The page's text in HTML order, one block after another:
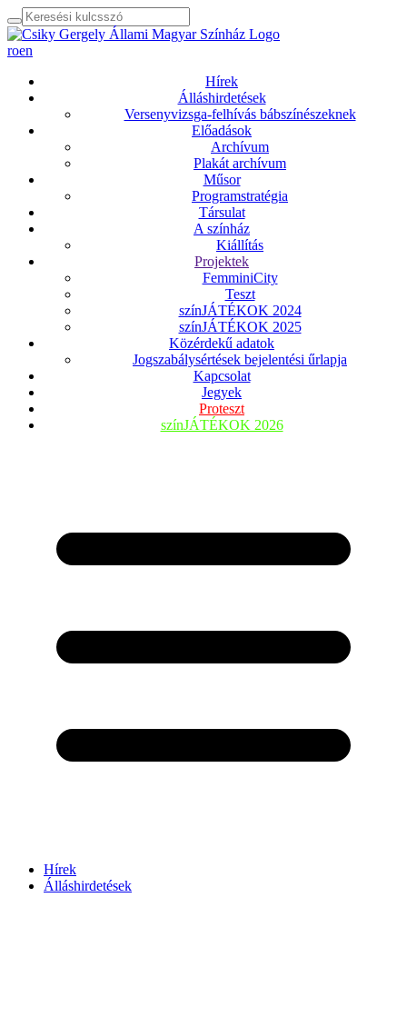
roen
Hírek
Álláshirdetések
Versenyvizsga-felhívás bábszínészeknek
Előadások
Archívum
Plakát archívum
Műsor
Programstratégia
Társulat
A színház
Kiállítás
Projektek
FemminiCity
Teszt
színJÁTÉKOK 2024
színJÁTÉKOK 2025
Közérdekű adatok
Jogszabálysértések bejelentési űrlapja
Kapcsolat
Jegyek
Proteszt
színJÁTÉKOK 2026
Hírek
Álláshirdetések